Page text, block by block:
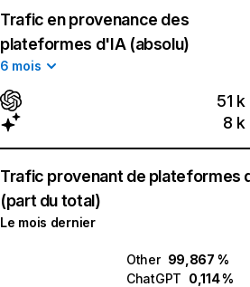
Trafic en provenance des
plateformes d'IA (absolu)
6 mois
51 k
8 k
Trafic provenant de plateformes
(part du total)
Le mois dernier
Other 99,867 %
ChatGPT 0,114 %